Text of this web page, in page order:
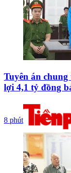
Tuyên án
lợi 4,1 tỷ đồng
8 phút